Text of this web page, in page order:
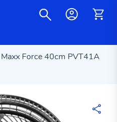
Force 40cm PVT41A